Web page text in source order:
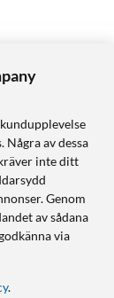
av dessa
inte ditt
Genom
av sådana
via
.